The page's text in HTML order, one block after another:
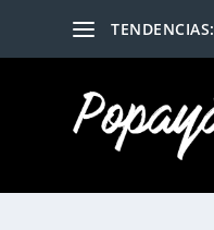
TENDENCIAS: